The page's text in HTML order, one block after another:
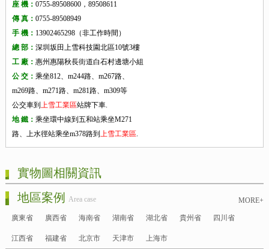
座 機： 0755-89508600，89508611
傳 真： 0755-89508949
手 機： 13902465298（非工作時間）
總 部： 深圳坂田上雪科技園北區10號3樓
工 廠： 惠州惠陽秋長街道白石村邊塘小組
公 交： 乘坐812、m244路、m267路、
m269路、m271路、m281路、m309等
公交車到 上雪工業區站牌下車.
地 鐵： 乘坐環中線到五和站乘坐M271
路、上水徑站乘坐m378路到 上雪工業區.
實物圖相關資訊
MORE+
地區案例 Area case
廣東省 廣西省 海南省 湖南省 湖北省 貴州省 四川省
江西省 福建省 北京市 天津市 上海市